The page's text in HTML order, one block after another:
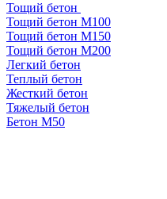
Тощий бетон
Тощий бетон М100
Тощий бетон М150
Тощий бетон М200
Легкий бетон
Теплый бетон
Жесткий бетон
Тяжелый бетон
Бетон М50